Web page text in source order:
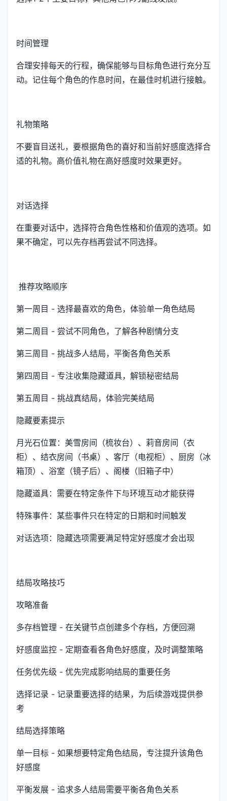
时间管理
合理安排每天的行程，确保能够与目标角色进行充分互
动。记住每个角色的作息时间，在最佳时机进行接触。
礼物策略
不要盲目送礼，要根据角色的喜好和当前好感度选择合
适的礼物。高价值礼物在高好感度时效果更好。
对话选择
在重要对话中，选择符合角色性格和价值观的选项。如
果不确定，可以先存档再尝试不同选择。
推荐攻略顺序
第一周目 - 选择最喜欢的角色，体验单一角色结局
第二周目 - 尝试不同角色，了解各种剧情分支
第三周目 - 挑战多人结局，平衡各角色关系
第四周目 - 专注收集隐藏道具，解锁秘密结局
第五周目 - 挑战真结局，体验完美结局
隐藏要素提示
月光石位置：美雪房间（梳妆台）、莉音房间（衣
柜）、结衣房间（书桌）、客厅（电视柜）、厨房（冰
箱顶）、浴室（镜子后）、阁楼（旧箱子中）
隐藏道具：需要在特定条件下与环境互动才能获得
特殊事件：某些事件只在特定的日期和时间触发
对话选项：隐藏选项需要满足特定好感度才会出现
结局攻略技巧
攻略准备
多存档管理 - 在关键节点创建多个存档，方便回溯
好感度监控 - 定期查看各角色好感度，及时调整策略
任务优先级 - 优先完成影响结局的重要任务
选择记录 - 记录重要选择的结果，为后续游戏提供参
考
结局选择策略
单一目标 - 如果想要特定角色结局，专注提升该角色
好感度
平衡发展 - 追求多人结局需要平衡各角色关系